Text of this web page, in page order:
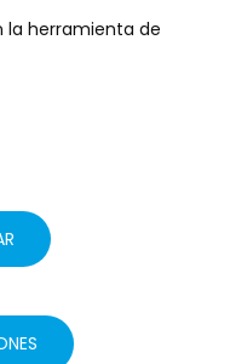
la herramienta de